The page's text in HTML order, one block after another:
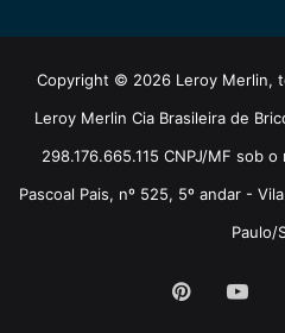
Copyright © 2026 Leroy Merlin,
Leroy Merlin Cia Brasileira de
298.176.665.115 CNPJ/MF sob
Pascoal Pais, nº 525, 5º andar -
Paulo/
Pinterest